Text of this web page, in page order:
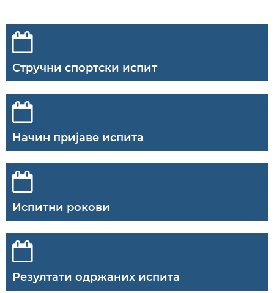
Стручни спортски испит
Начин пријаве испита
Испитни рокови
Резултати одржаних испита